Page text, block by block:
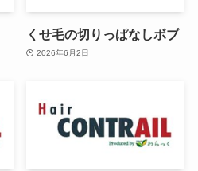
くせ毛の切りっぱなしボブ
2026年6月2日